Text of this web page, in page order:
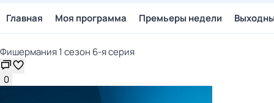
Главная Моя программа Премьеры недели
Фишермания 1 сезон 6-я серия
0